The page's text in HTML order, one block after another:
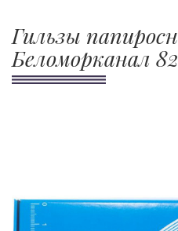
Гильзы
Беломорканал